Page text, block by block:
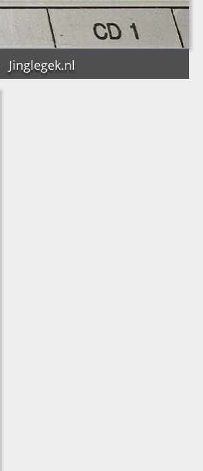
Jinglegek.nl